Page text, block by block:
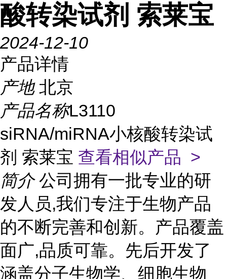
酸转染试剂 索莱宝
2024-12-10
产品详情
产地 北京
产品名称L3110
siRNA/miRNA小核酸转染试
剂 索莱宝 查看相似产品 >
简介 公司拥有一批专业的研
发人员,我们专注于生物产品
的不断完善和创新。产品覆盖
面广,品质可靠。先后开发了
涵盖分子生物学、细胞生物